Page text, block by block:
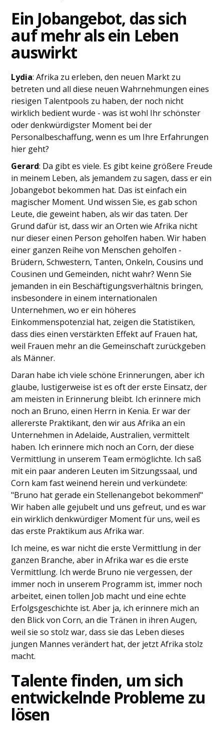
Ein Jobangebot, das sich
auf mehr als ein Leben
auswirkt
Lydia: Afrika zu erleben, den neuen Markt zu
betreten und all diese neuen Wahrnehmungen eines
riesigen Talentpools zu haben, der noch nicht
wirklich bedient wurde - was ist wohl Ihr schönster
oder denkwürdigster Moment bei der
Personalbeschaffung, wenn es um Ihre Erfahrungen
hier geht?
Gerard: Da gibt es viele. Es gibt keine größere Freude
in meinem Leben, als jemandem zu sagen, dass er ein
Jobangebot bekommen hat. Das ist einfach ein
magischer Moment. Und wissen Sie, es gab schon
Leute, die geweint haben, als wir das taten. Der
Grund dafür ist, dass wir an Orten wie Afrika nicht
nur dieser einen Person geholfen haben. Wir haben
einer ganzen Reihe von Menschen geholfen -
Brüdern, Schwestern, Tanten, Onkeln, Cousins und
Cousinen und Gemeinden, nicht wahr? Wenn Sie
jemanden in ein Beschäftigungsverhältnis bringen,
insbesondere in einem internationalen
Unternehmen, wo er ein höheres
Einkommenspotenzial hat, zeigen die Statistiken,
dass dies einen verstärkten Effekt auf Frauen hat,
weil Frauen mehr an die Gemeinschaft zurückgeben
als Männer.
Daran habe ich viele schöne Erinnerungen, aber ich
glaube, lustigerweise ist es oft der erste Einsatz, der
am meisten in Erinnerung bleibt. Ich erinnere mich
noch an Bruno, einen Herrn in Kenia. Er war der
allererste Praktikant, den wir aus Afrika an ein
Unternehmen in Adelaide, Australien, vermittelt
haben. Ich erinnere mich noch an Corn, der diese
Vermittlung in unserem Team ermöglichte. Ich saß
mit ein paar anderen Leuten im Sitzungssaal, und
Corn kam fast weinend herein und verkündete:
"Bruno hat gerade ein Stellenangebot bekommen!"
Wir haben alle gejubelt und uns gefreut, und es war
ein wirklich denkwürdiger Moment für uns, weil es
das erste Praktikum aus Afrika war.
Ich meine, es war nicht die erste Vermittlung in der
ganzen Branche, aber in Afrika war es die erste
Vermittlung. Ich werde Bruno nie vergessen, der
immer noch in unserem Programm ist, immer noch
arbeitet, einen tollen Job macht und eine echte
Erfolgsgeschichte ist. Aber ja, ich erinnere mich an
den Blick von Corn, an die Tränen in ihren Augen,
weil sie so stolz war, dass sie das Leben dieses
jungen Mannes verändert hat, der jetzt Afrika stolz
macht.
Talente finden, um sich
entwickelnde Probleme zu
lösen